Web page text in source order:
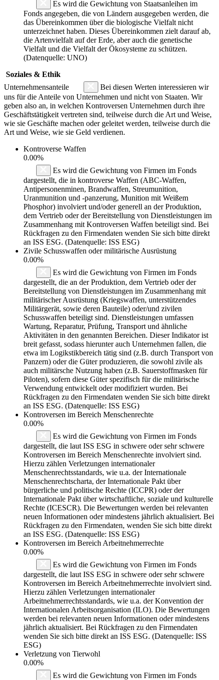
Es wird die Gewichtung von Staatsanleihen im
Fonds angegeben, die von Ländern ausgegeben werden, die
das Übereinkommen über die biologische Vielfalt nicht
unterzeichnet haben. Dieses Übereinkommen zielt darauf ab,
die Artenvielfalt auf der Erde, aber auch die genetische
Vielfalt und die Vielfalt der Ökosysteme zu schützen.
(Datenquelle: UNO)
Soziales & Ethik
Unternehmensanteile
Bei diesen Werten interessieren wir
uns für die Anteile von Unternehmen und nicht von Staaten. Wir
geben also an, in welchen Kontroversen Unternehmen durch ihre
Geschäftstätigkeit vertreten sind, teilweise durch die Art und Weise,
wie sie Geschäfte machen oder geleitet werden, teilweise durch die
Art und Weise, wie sie Geld verdienen.
Kontroverse Waffen
0.00%
Es wird die Gewichtung von Firmen im Fonds
dargestellt, die in kontroverse Waffen (ABC-Waffen,
Antipersonenminen, Brandwaffen, Streumunition,
Uranmunition und -panzerung, Munition mit Weißem
Phosphor) involviert und/oder generell an der Produktion,
dem Vertrieb oder der Bereitstellung von Dienstleistungen im
Zusammenhang mit Kontroversen Waffen beteiligt sind. Bei
Rückfragen zu den Firmendaten wenden Sie sich bitte direkt
an ISS ESG. (Datenquelle: ISS ESG)
Zivile Schusswaffen oder militärische Ausrüstung
0.00%
Es wird die Gewichtung von Firmen im Fonds
dargestellt, die an der Produktion, dem Vertrieb oder der
Bereitstellung von Dienstleistungen im Zusammenhang mit
militärischer Ausrüstung (Kriegswaffen, unterstützendes
Militärgerät, sowie deren Bauteile) oder/und zivilen
Schusswaffen beteiligt sind. Dienstleistungen umfassen
Wartung, Reparatur, Prüfung, Transport und ähnliche
Aktivitäten in den genannten Bereichen. Dieser Indikator ist
breit gefasst, sodass hierunter auch Unternehmen fallen, die
etwa im Logikstikbereich tätig sind (z.B. durch Transport von
Panzern) oder die Güter produzieren, die sowohl zivile als
auch militärsche Nutzung haben (z.B. Sauerstoffmasken für
Piloten), sofern diese Güter spezifisch für die militärische
Verwendung entwickelt oder modifiziert wurden. Bei
Rückfragen zu den Firmendaten wenden Sie sich bitte direkt
an ISS ESG. (Datenquelle: ISS ESG)
Kontroversen im Bereich Menschenrechte
0.00%
Es wird die Gewichtung von Firmen im Fonds
dargestellt, die laut ISS ESG in schwere oder sehr schwere
Kontroversen im Bereich Menschenrechte involviert sind.
Hierzu zählen Verletzungen internationaler
Menschenrechtsstandards, wie u.a. der Internationale
Menschenrechtscharta, der Internationale Pakt über
bürgerliche und politische Rechte (ICCPR) oder der
Internationale Pakt über wirtschaftliche, soziale und kulturelle
Rechte (ICESCR). Die Bewertungen werden bei relevanten
neuen Informationen oder mindestens jährlich aktualisiert. Bei
Rückfragen zu den Firmendaten, wenden Sie sich bitte direkt
an ISS ESG. (Datenquelle: ISS ESG)
Kontroversen im Bereich Arbeitnehmerrechte
0.00%
Es wird die Gewichtung von Firmen im Fonds
dargestellt, die laut ISS ESG in schwere oder sehr schwere
Kontroversen im Bereich Arbeitnehmerrechte involviert sind.
Hierzu zählen Verletzungen internationaler
Arbeitnehmerrechtsstandards, wie u.a. der Konvention der
Internationalen Arbeitsorganisation (ILO). Die Bewertungen
werden bei relevanten neuen Informationen oder mindestens
jährlich aktualisiert. Bei Rückfragen zu den Firmendaten
wenden Sie sich bitte direkt an ISS ESG. (Datenquelle: ISS
ESG)
Verletzung von Tierwohl
0.00%
Es wird die Gewichtung von Firmen im Fonds